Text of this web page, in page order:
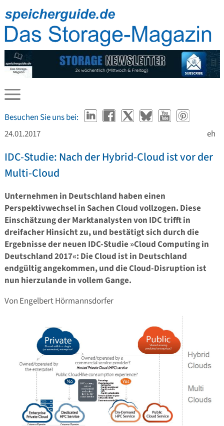
Besuchen Sie uns bei:
24.01.2017
eh
IDC-Studie: Nach der Hybrid-Cloud ist vor der
Multi-Cloud
Unternehmen in Deutschland haben einen
Perspektivwechsel in Sachen Cloud vollzogen. Diese
Einschätzung der Marktanalysten von IDC trifft in
dreifacher Hinsicht zu, und bestätigt sich durch die
Ergebnisse der neuen IDC-Studie »Cloud Computing in
Deutschland 2017«: Die Cloud ist in Deutschland
endgültig angekommen, und die Cloud-Disruption ist
nun hierzulande in vollem Gange.
Von Engelbert Hörmannsdorfer